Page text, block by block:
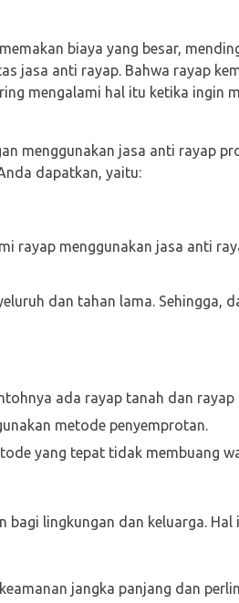
biaya yang besar,
jasa anti rayap. Bahwa rayap
mengalami hal itu ketika ingin
menggunakan jasa anti rayap
dapatkan, yaitu:
rayap menggunakan jasa anti
dan tahan lama. Sehingga,
ada rayap tanah dan rayap
metode penyemprotan.
yang tepat tidak membuang
bagi lingkungan dan keluarga.
jangka panjang dan